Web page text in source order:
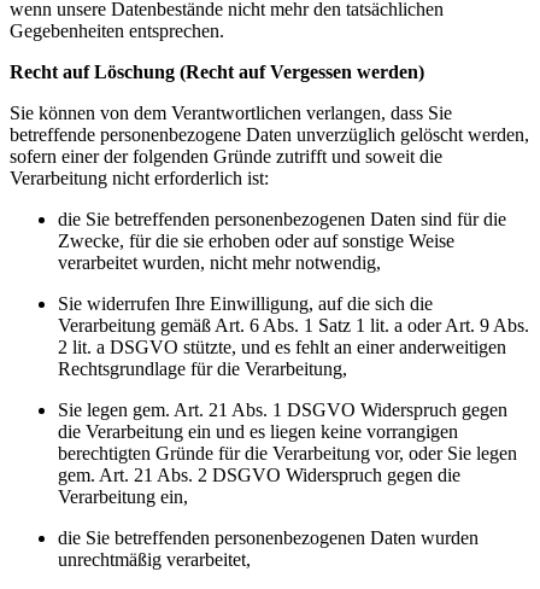
wenn unsere Datenbestände nicht mehr den tatsächlichen
Gegebenheiten entsprechen.
Recht auf Löschung (Recht auf Vergessen werden)
Sie können von dem Verantwortlichen verlangen, dass Sie
betreffende personenbezogene Daten unverzüglich gelöscht werden,
sofern einer der folgenden Gründe zutrifft und soweit die
Verarbeitung nicht erforderlich ist:
die Sie betreffenden personenbezogenen Daten sind für die
Zwecke, für die sie erhoben oder auf sonstige Weise
verarbeitet wurden, nicht mehr notwendig,
Sie widerrufen Ihre Einwilligung, auf die sich die
Verarbeitung gemäß Art. 6 Abs. 1 Satz 1 lit. a oder Art. 9 Abs.
2 lit. a DSGVO stützte, und es fehlt an einer anderweitigen
Rechtsgrundlage für die Verarbeitung,
Sie legen gem. Art. 21 Abs. 1 DSGVO Widerspruch gegen
die Verarbeitung ein und es liegen keine vorrangigen
berechtigten Gründe für die Verarbeitung vor, oder Sie legen
gem. Art. 21 Abs. 2 DSGVO Widerspruch gegen die
Verarbeitung ein,
die Sie betreffenden personenbezogenen Daten wurden
unrechtmäßig verarbeitet,